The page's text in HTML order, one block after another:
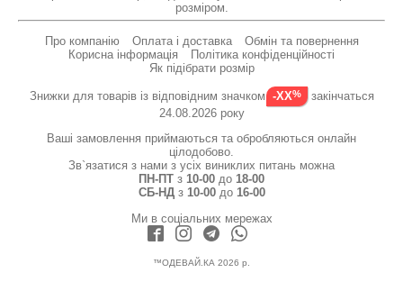
розміром.
Про компанію Оплата і доставка
Обмін та повернення
Корисна інформація
Політика конфіденційності
Як підібрати розмір
Знижки для товарів із відповідним значком -XX
закінчаться
24.08.2026 року
Ваші замовлення приймаються та обробляються онлайн
цілодобово.
Зв`язатися з нами з усіх виниклих питань можна
ПН-ПТ з 10-00 до 18-00
СБ-НДз 10-00до 16-00
Ми в соціальних мережах
™ОДЕВАЙ.КА 2026 р.